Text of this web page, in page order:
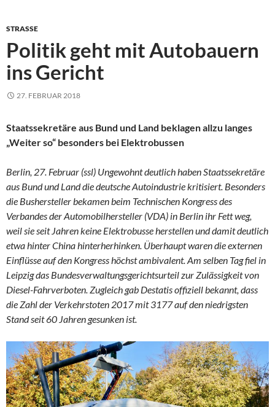
STRASSE
Politik geht mit Autobauern
ins Gericht
27. FEBRUAR 2018
Staatssekretäre aus Bund und Land beklagen allzu langes
„Weiter so“ besonders bei Elektrobussen
Berlin, 27. Februar (ssl) Ungewohnt deutlich haben Staatssekretäre
aus Bund und Land die deutsche Autoindustrie kritisiert. Besonders
die Bushersteller bekamen beim Technischen Kongress des
Verbandes der Automobilhersteller (VDA) in Berlin ihr Fett weg,
weil sie seit Jahren keine Elektrobusse herstellen und damit deutlich
etwa hinter China hinterherhinken. Überhaupt waren die externen
Einflüsse auf den Kongress höchst ambivalent. Am selben Tag fiel in
Leipzig das Bundesverwaltungsgerichtsurteil zur Zulässigkeit von
Diesel-Fahrverboten. Zugleich gab Destatis offiziell bekannt, dass
die Zahl der Verkehrstoten 2017 mit 3177 auf den niedrigsten
Stand seit 60 Jahren gesunken ist.